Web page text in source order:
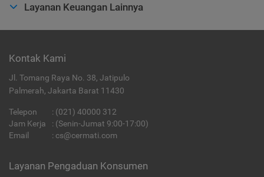
Layanan Keuangan Lainnya
Kontak Kami
Jl. Tomang Raya No. 38, Jatipulo
Palmerah, Jakarta Barat 11430
Telepon : (021) 40000 312
Jam Kerja
: (Senin-Jumat 9:00-17:00)
Email
: cs@cermati.com
Layanan Pengaduan Konsumen